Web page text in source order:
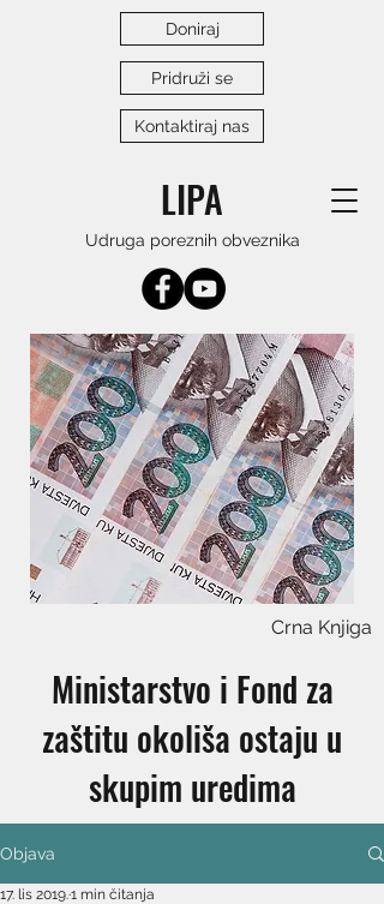
LIPA
Udruga poreznih obveznika
Doniraj
Pridruži se
Kontaktiraj nas
Crna Knjiga
Ministarstvo i Fond za
zaštitu okoliša ostaju u
skupim uredima
Objava
17. lis 2019.1 min čitanja